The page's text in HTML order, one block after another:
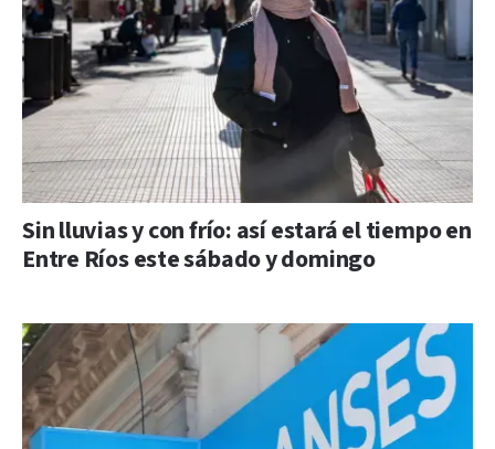
Sin lluvias y con frío: así estará el tiempo en
Entre Ríos este sábado y domingo